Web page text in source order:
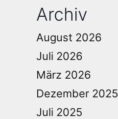
Archiv
August 2026
Juli 2026
März 2026
Dezember 2025
Juli 2025